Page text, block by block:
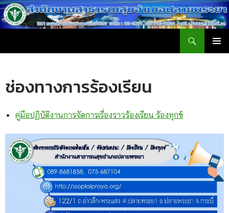
เนื้อหา
ช่องทางการร้องเรียน
คู่มือปฏิบัติงานการจัดการเรื่องราวร้องเรียน ร้องทุกข์